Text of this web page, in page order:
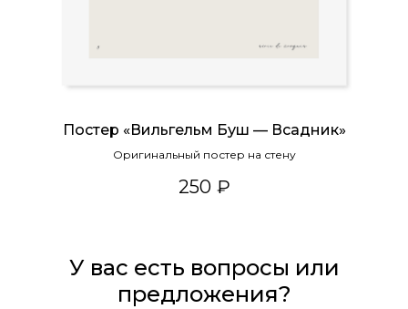
Постер «Вильгельм Буш — Всадник»
Оригинальный постер на стену
250 ₽
У вас есть вопросы или
предложения?